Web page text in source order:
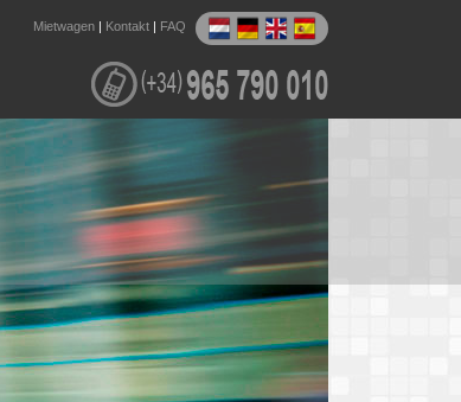
Mietwagen | Kontakt | FAQ